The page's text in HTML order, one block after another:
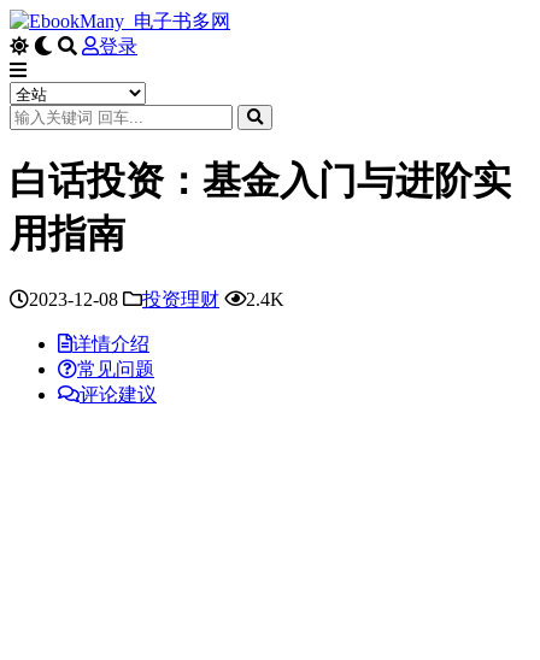
登录
白话投资：基金入门与进阶实
用指南
2023-12-08 投资理财 2.4K
详情介绍
常见问题
评论建议